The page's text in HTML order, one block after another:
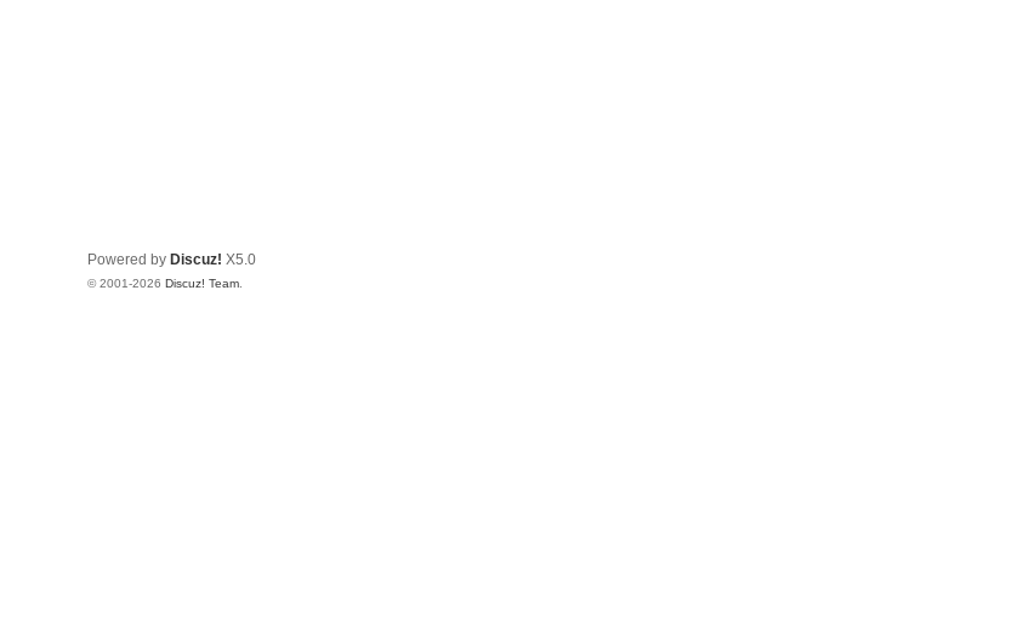
Powered by Discuz! X5.0
© 2001-2026 Discuz! Team